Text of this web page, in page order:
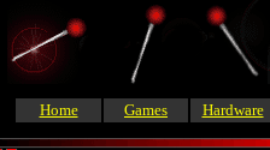
Home Games Hardware